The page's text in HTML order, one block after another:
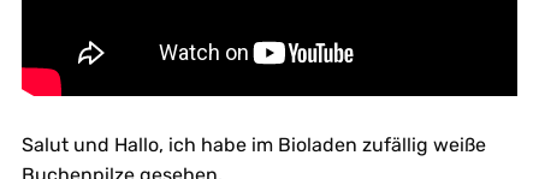
Salut und Hallo, ich habe im Bioladen zufällig weiße